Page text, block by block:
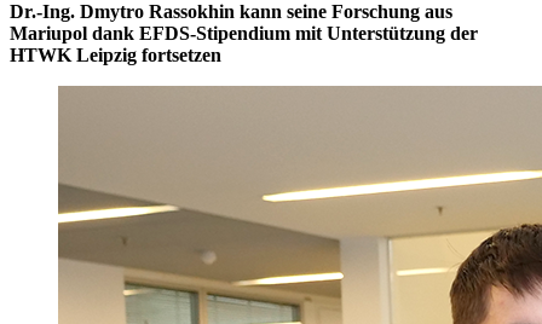
Dr.-Ing. Dmytro Rassokhin kann seine Forschung aus
Mariupol dank EFDS-Stipendium mit Unterstützung der
HTWK Leipzig fortsetzen